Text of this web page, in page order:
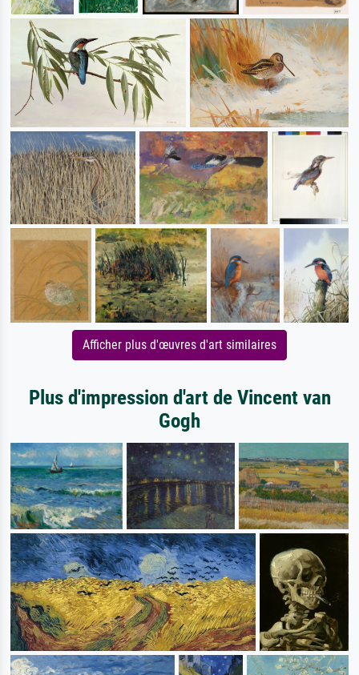
Afficher plus d'œuvres d'art similaires
Plus d'impression d'art de Vincent van
Gogh